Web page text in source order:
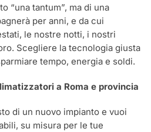
“una tantum”, ma di una
per anni, e da cui
le nostre notti, i nostri
Scegliere la tecnologia giusta
tempo, energia e soldi.
a Roma e provincia
di un nuovo impianto e vuoi
su misura per le tue